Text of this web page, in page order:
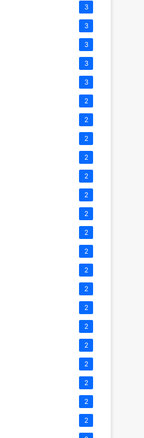
3
3
3
3
3
2
2
2
2
2
2
2
2
2
2
2
2
2
2
2
2
2
2